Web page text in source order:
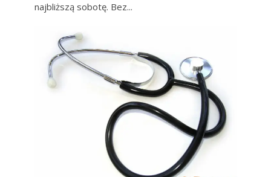
najbliższą sobotę. Bez...